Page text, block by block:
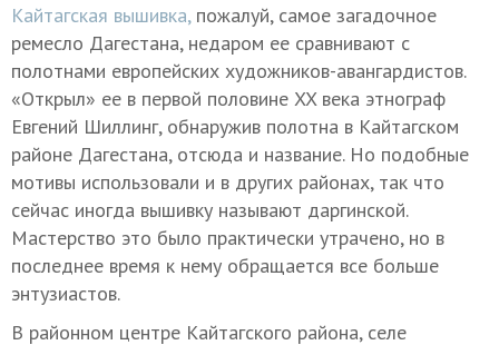
Кайтагская вышивка,пожалуй, самое загадочное
ремесло Дагестана, недаром ее сравнивают с
полотнами европейских художников-авангардистов.
«Открыл» ее в первой половине XX века этнограф
Евгений Шиллинг, обнаружив полотна в Кайтагском
районе Дагестана, отсюда и название. Но подобные
мотивы использовали и в других районах, так что
сейчас иногда вышивку называют даргинской.
Мастерство это было практически утрачено, но в
последнее время к нему обращается все больше
энтузиастов.
В районном центре Кайтагского района, селе